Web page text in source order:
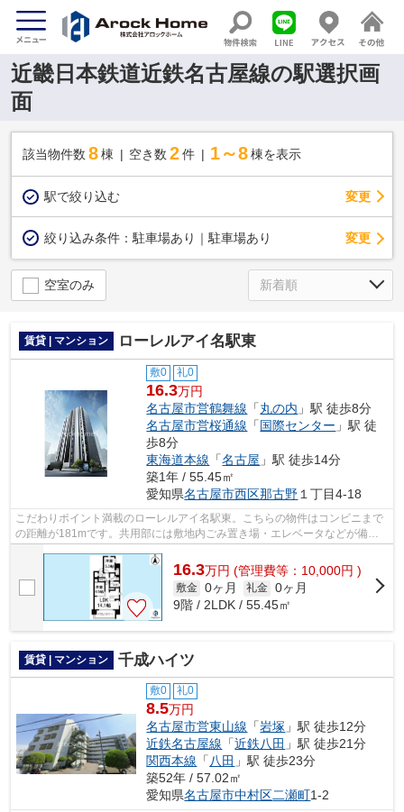
近畿日本鉄道近鉄名古屋線の駅選択画
面
該当物件数 8棟 空き数 2 件 1～8 棟を表示
駅で絞り込む 変更
絞り込み条件：駐車場あり｜駐車場あり 変更
空室のみ
賃貸 | マンション ローレルアイ名駅東
敷0 礼0
16.3万円
名古屋市営鶴舞線 「丸の内 」駅 徒歩8分
名古屋市営桜通線 「国際センター 」駅 徒
歩8分
東海道本線 「名古屋 」駅 徒歩14分
築1年 / 55.45㎡
愛知県名古屋市西区那古野 １丁目4-18
こだわりポイント満載のローレルアイ名駅東。こちらの物件はコンビニまで
の距離が181mです。共用部には敷地内ごみ置き場・エレベータなどが備わ
っておりとても充実しています。是非ご...
16.3万円 (管理費等：10,000円 )
敷金 0ヶ月 礼金 0ヶ月
9階 / 2LDK / 55.45㎡
賃貸 | マンション 千成ハイツ
敷0 礼0
8.5万円
名古屋市営東山線 「岩塚 」駅 徒歩12分
近鉄名古屋線 「近鉄八田 」駅 徒歩21分
関西本線 「八田 」駅 徒歩23分
築52年 / 57.02㎡
愛知県名古屋市中村区二瀬町1-2